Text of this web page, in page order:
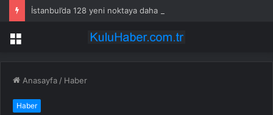
İstanbul’da 128 yeni noktaya daha EDS geliyor
Menü
Anasayfa / Haber
Haber